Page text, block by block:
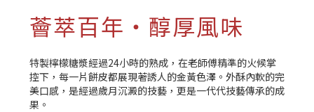
薈萃百年・醇厚風味
特製檸檬糖漿經過24小時的熟成，在老師傅精準的火候掌
控下，每一片餅皮都展現著誘人的金黃色澤。外酥內軟的完
美口感，是經過歲月沉澱的技藝，更是一代代技藝傳承的成
果。